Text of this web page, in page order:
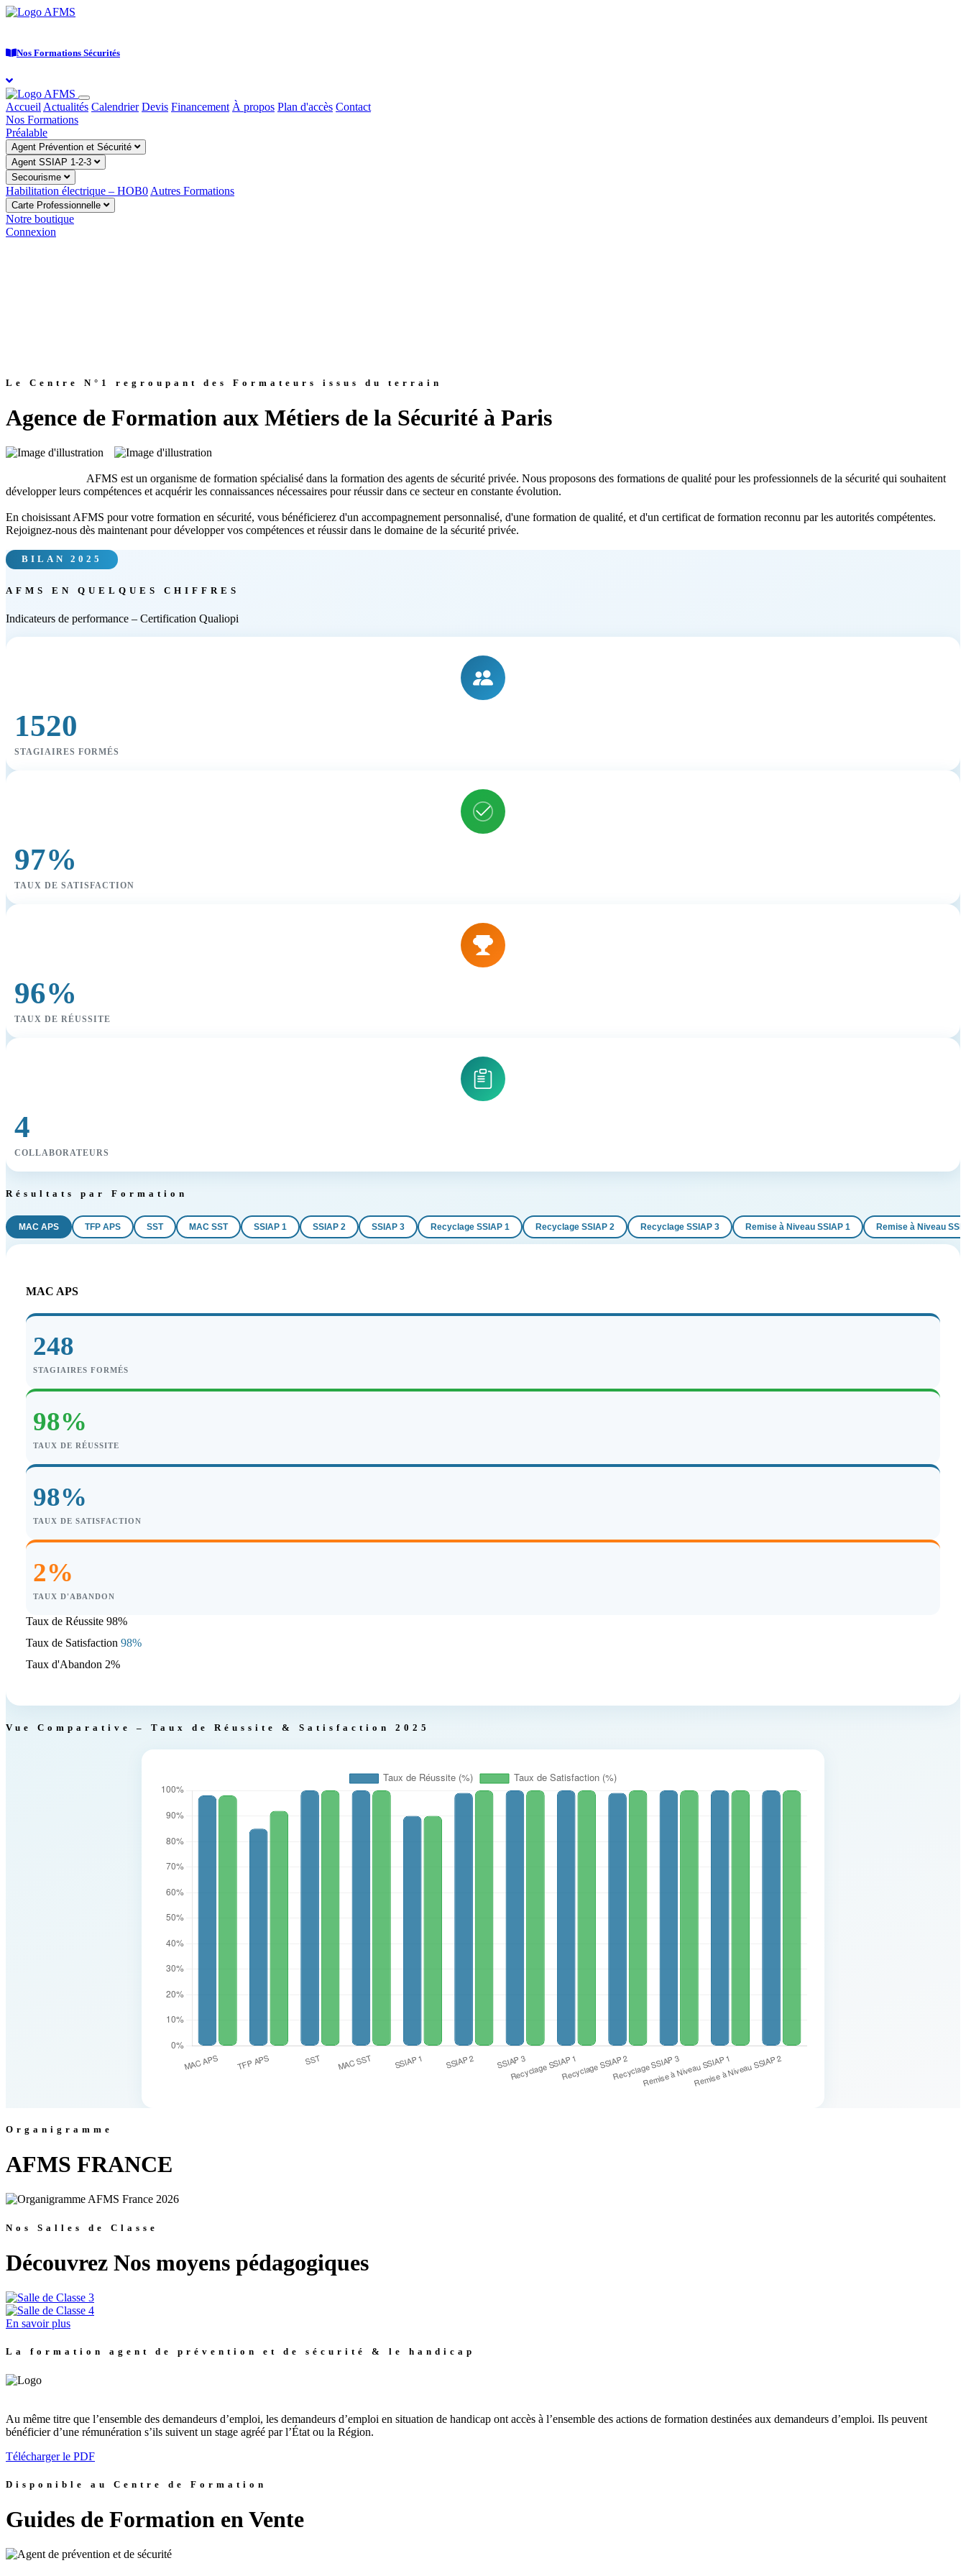
Nos Formations Sécurités
Accueil Actualités Calendrier Devis Financement À propos Plan d'accès Contact
Nos Formations
Préalable
Agent Prévention et Sécurité
Agent SSIAP 1-2-3
Secourisme
Habilitation électrique – HOB0 Autres Formations
Carte Professionnelle
Notre boutique
Connexion
Le Centre N°1 regroupant des Formateurs issus du terrain
Agence de Formation aux Métiers de la Sécurité à Paris
développer leurs compétences et acquérir les connaissances nécessaires pour réussir dans ce secteur en constante évolution.
En choisissant AFMS pour votre formation en sécurité, vous bénéficierez d'un accompagnement personnalisé, d'une formation de qualité, et d'un certificat de formation reconnu par les autorités compétentes.
Rejoignez-nous dès maintenant pour développer vos compétences et réussir dans le domaine de la sécurité privée.
BILAN 2025
AFMS EN QUELQUES CHIFFRES
Indicateurs de performance – Certification Qualiopi
1520
STAGIAIRES FORMÉS
97%
TAUX DE SATISFACTION
96%
TAUX DE RÉUSSITE
4
COLLABORATEURS
Résultats par Formation
MAC APS TFP APS SST MAC SST SSIAP 1 SSIAP 2 SSIAP 3 Recyclage SSIAP 1 Recyclage SSIAP 2 Recyclage SSIAP 3 Remise à Niveau SSIAP 1 Remise à Niveau
MAC APS
248
STAGIAIRES FORMÉS
98%
TAUX DE RÉUSSITE
98%
TAUX DE SATISFACTION
2%
TAUX D'ABANDON
Taux de Réussite 98%
Taux de Satisfaction 98%
Taux d'Abandon 2%
Vue Comparative – Taux de Réussite & Satisfaction 2025
Organigramme
AFMS FRANCE
Nos Salles de Classe
Découvrez Nos moyens pédagogiques
En savoir plus
La formation agent de prévention et de sécurité & le handicap
Au même titre que l’ensemble des demandeurs d’emploi, les demandeurs d’emploi en situation de handicap ont accès à l’ensemble des actions de formation destinées aux demandeurs d’emploi. Ils peuvent
bénéficier d’une rémunération s’ils suivent un stage agréé par l’État ou la Région.
Télécharger le PDF
Disponible au Centre de Formation
Guides de Formation en Vente